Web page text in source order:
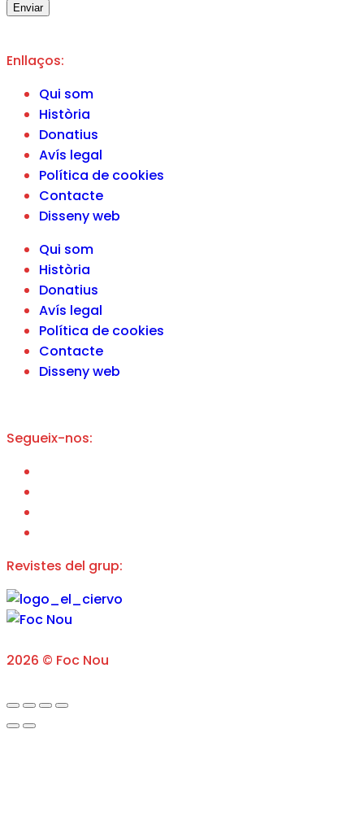
Enviar
Enllaços:
Qui som
Història
Donatius
Avís legal
Política de cookies
Contacte
Disseny web
Qui som
Història
Donatius
Avís legal
Política de cookies
Contacte
Disseny web
Segueix-nos:
Revistes del grup:
2026 © Foc Nou